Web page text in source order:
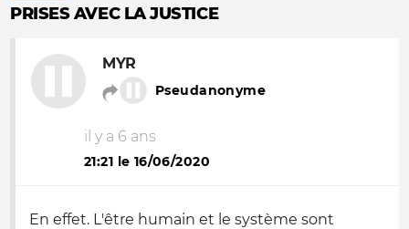
PRISES AVEC LA JUSTICE
MYR
Pseudanonyme
il y a 6 ans
21:21 le 16/06/2020
En effet. L'être humain et le système sont